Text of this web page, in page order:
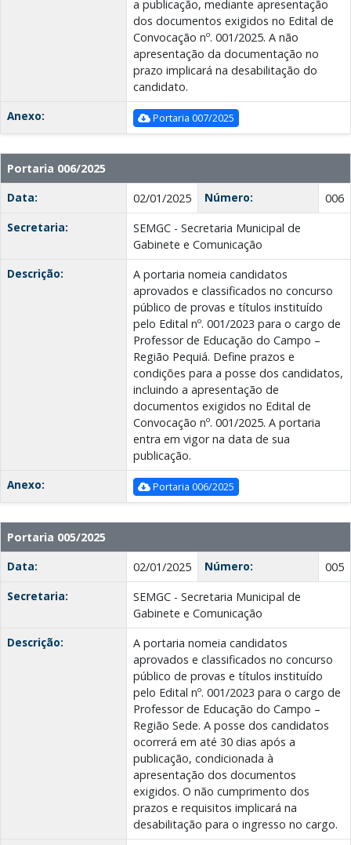
a publicação, mediante apresentação
dos documentos exigidos no Edital de
Convocação nº. 001/2025. A não
apresentação da documentação no
prazo implicará na desabilitação do
candidato.
Anexo:
Portaria 007/2025
Portaria 006/2025
Data:
02/01/2025 Número:
006
Secretaria:
SEMGC - Secretaria Municipal de
Gabinete e Comunicação
Descrição:
A portaria nomeia candidatos
aprovados e classificados no concurso
público de provas e títulos instituído
pelo Edital nº. 001/2023 para o cargo de
Professor de Educação do Campo –
Região Pequiá. Define prazos e
condições para a posse dos candidatos,
incluindo a apresentação de
documentos exigidos no Edital de
Convocação nº. 001/2025. A portaria
entra em vigor na data de sua
publicação.
Anexo:
Portaria 006/2025
Portaria 005/2025
Data:
02/01/2025 Número:
005
Secretaria:
SEMGC - Secretaria Municipal de
Gabinete e Comunicação
Descrição:
A portaria nomeia candidatos
aprovados e classificados no concurso
público de provas e títulos instituído
pelo Edital nº. 001/2023 para o cargo de
Professor de Educação do Campo –
Região Sede. A posse dos candidatos
ocorrerá em até 30 dias após a
publicação, condicionada à
apresentação dos documentos
exigidos. O não cumprimento dos
prazos e requisitos implicará na
desabilitação para o ingresso no cargo.